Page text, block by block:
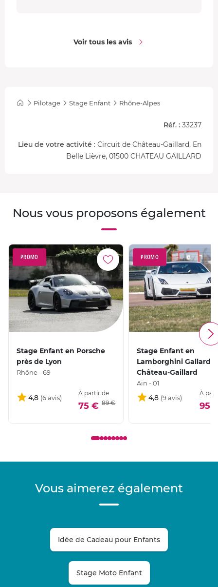
Voir tous les avis
Pilotage Stage Enfant Rhône-Alpes
Réf. : 33237
Lieu de votre activité : Circuit de Château-Gaillard, En
Belle Lièvre, 01500 CHATEAU GAILLARD
Nous vous proposons également
PROMO
Stage Enfant en Porsche
près de Lyon
Rhône - 69
4,8
À partir de
75 € 89 €
PROMO
Stage Enfant en
Lamborghini Gallardo
Château-Gaillard
Ain - 01
4,8
À
95
Vous aimerez également
Idée de Cadeau pour Enfants
Stage Moto Enfant